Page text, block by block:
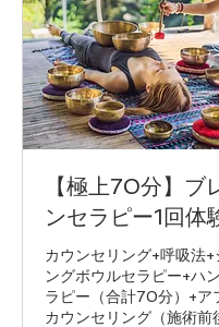
【極上70分】ブ
ンセラピー1回体
カウンセリング+呼吸法+
ングボウルセラピー+ハ
ラピー（合計70分）+ア
カウンセリング（施術前